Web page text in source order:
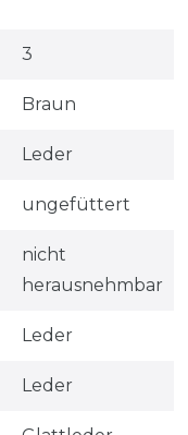
3
Braun
Leder
ungefüttert
nicht
herausnehmbar
Leder
Leder